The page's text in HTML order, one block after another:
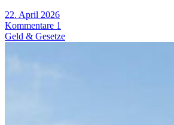
22. April 2026
Kommentare 1
Geld & Gesetze